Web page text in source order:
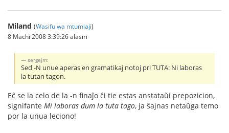
Miland (Wasifu wa mtumiaji)
8 Machi 2008 3:39:26 alasiri
sergejm:
Sed -N unue aperas en gramatikaj notoj pri TUTA: Ni laboras
la tutan tagon.
Eĉ se la celo de la -n finaĵo ĉi tie estas anstataŭi prepozicion,
signifante Mi laboras dum la tuta tago, ja ŝajnas netaŭga temo
por la unua leciono!